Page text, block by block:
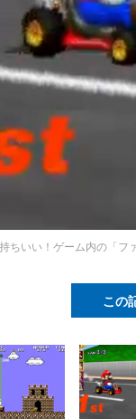
ちいい！ゲーム内の「
この